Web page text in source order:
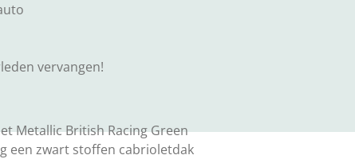
vervangen!
Metallic British Racing Green
een zwart stoffen cabrioletdak